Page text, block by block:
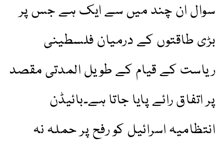
سوال ان چند میں سے ایک ہے جس پر
بڑی طاقتوں کے درمیان فلسطینی
ریاست کے قیام کے طویل المدتی مقصد
پر اتفاق رائے پایا جاتا ہے۔بائیڈن
انتظامیہ اسرائیل کو رفح پر حملہ نہ